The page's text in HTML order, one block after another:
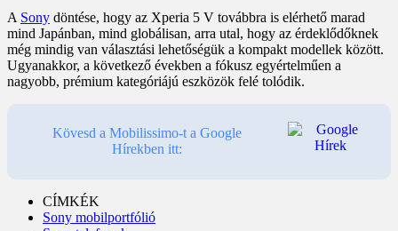
A Sony döntése, hogy az Xperia 5 V továbbra is elérhető marad
mind Japánban, mind globálisan, arra utal, hogy az érdeklődőknek
még mindig van választási lehetőségük a kompakt modellek között.
Ugyanakkor, a következő években a fókusz egyértelműen a
nagyobb, prémium kategóriájú eszközök felé tolódik.
Kövesd a Mobilissimo-t a Google
Hírekben itt:
CÍMKÉK
Sony mobilportfólió